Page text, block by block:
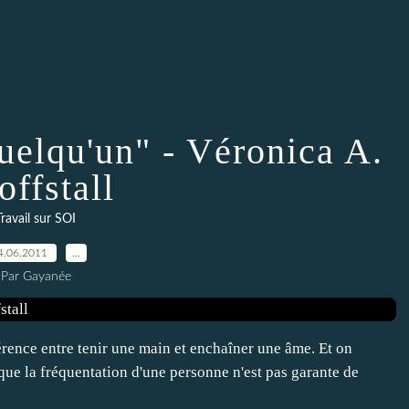
- Véronica A.
sur SOI
Par Gayanée
entre tenir une main et enchaîner une âme. Et on
la fréquentation d'une personne n'est pas garante de